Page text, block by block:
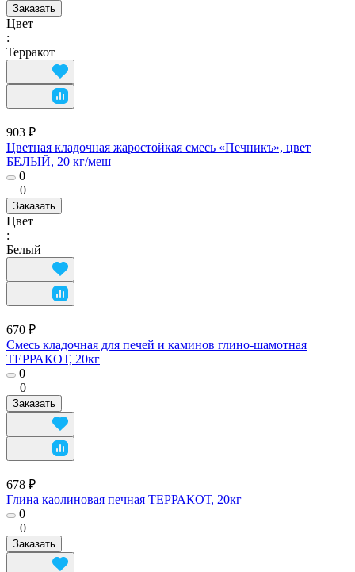
Заказать
Цвет
:
Терракот
903 ₽
Цветная кладочная жаростойкая смесь «Печникъ», цвет
БЕЛЫЙ, 20 кг/меш
0
0
Заказать
Цвет
:
Белый
670 ₽
Смесь кладочная для печей и каминов глино-шамотная
ТЕРРАКОТ, 20кг
0
0
Заказать
678 ₽
Глина каолиновая печная ТЕРРАКОТ, 20кг
0
0
Заказать